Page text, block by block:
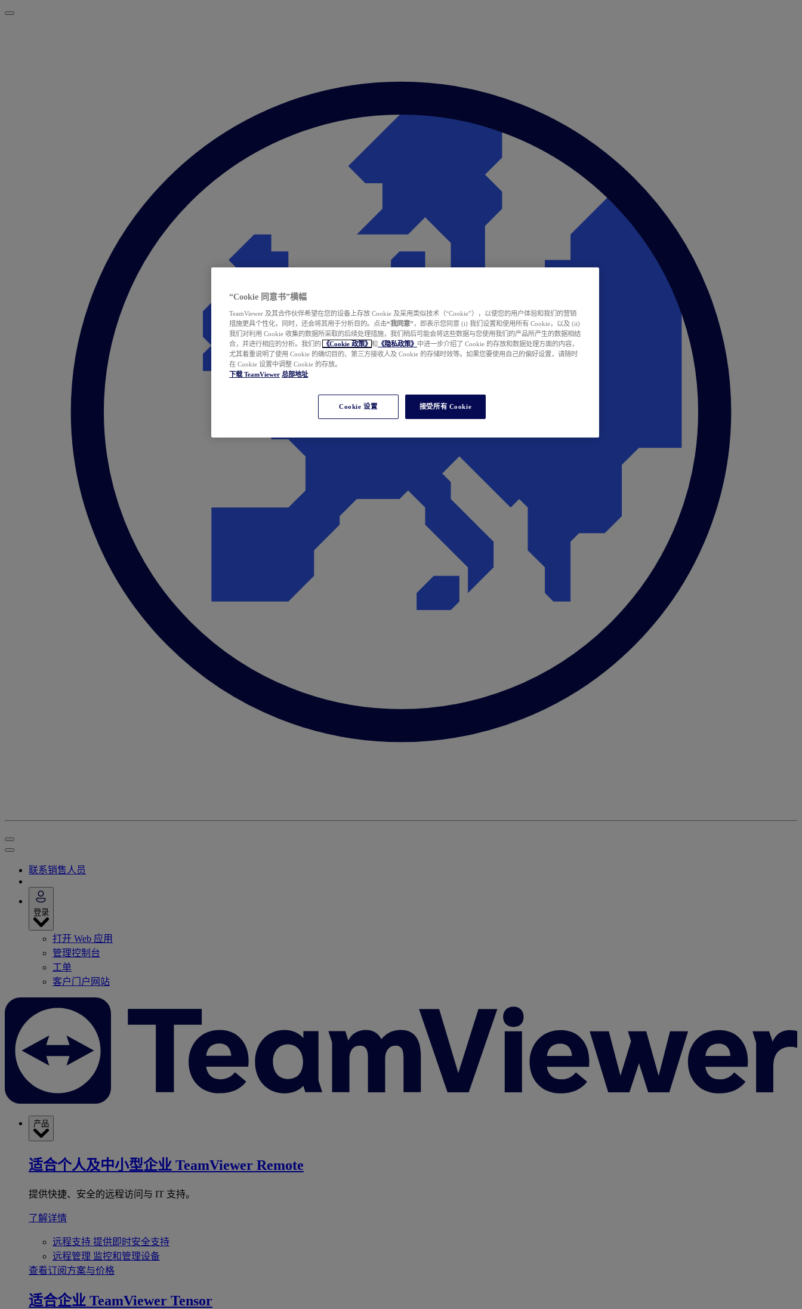
联系销售人员
登录
打开 Web 应用
管理控制台
工单
客户门户网站
产品
适合个人及中小型企业 TeamViewer Remote
提供快捷、安全的远程访问与 IT 支持。
了解详情
远程支持 提供即时安全支持
远程管理 监控和管理设备
查看订阅方案与价格
适合企业 TeamViewer Tensor
“Cookie 同意书”横幅
TeamViewer 及其合作伙伴希望在您的设备上存放 Cookie 及采用类似技术（“Cookie”），以使您的用户体验和我们的营销
措施更具个性化，同时，还会将其用于分析目的。点击“我同意” ，即表示您同意 (i) 我们设置和使用所有 Cookie，以及 (ii)
我们对利用 Cookie 收集的数据所采取的后续处理措施，我们稍后可能会将这些数据与您使用我们的产品所产生的数据相结
合，并进行相应的分析。我们的
《Cookie 政策》 和 《隐私政策》 中进一步介绍了 Cookie 的存放和数据处理方面的内容，
尤其着重说明了使用 Cookie 的确切目的、第三方接收人及 Cookie 的存储时效等。如果您要使用自己的偏好设置，请随时
在 Cookie 设置中调整 Cookie 的存放。
下载 TeamViewer 总部地址
Cookie 设置 接受所有 Cookie